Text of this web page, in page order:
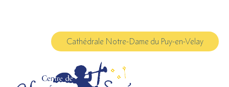
Cathédrale Notre-Dame du Puy-en-Velay